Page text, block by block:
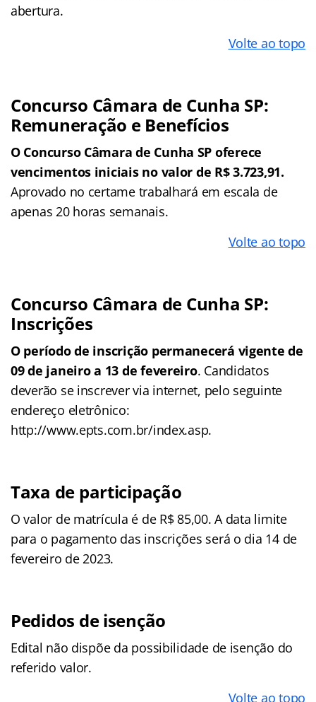
abertura.
Volte ao topo
Concurso Câmara de Cunha SP:
Remuneração e Benefícios
O Concurso Câmara de Cunha SP oferece
vencimentos iniciais no valor de R$ 3.723,91.
Aprovado no certame trabalhará em escala de
apenas 20 horas semanais.
Volte ao topo
Concurso Câmara de Cunha SP:
Inscrições
O período de inscrição permanecerá vigente de
09 de janeiro a 13 de fevereiro. Candidatos
deverão se inscrever via internet, pelo seguinte
endereço eletrônico:
http://www.epts.com.br/index.asp.
Taxa de participação
O valor de matrícula é de R$ 85,00. A data limite
para o pagamento das inscrições será o dia 14 de
fevereiro de 2023.
Pedidos de isenção
Edital não dispõe da possibilidade de isenção do
referido valor.
Volte ao topo